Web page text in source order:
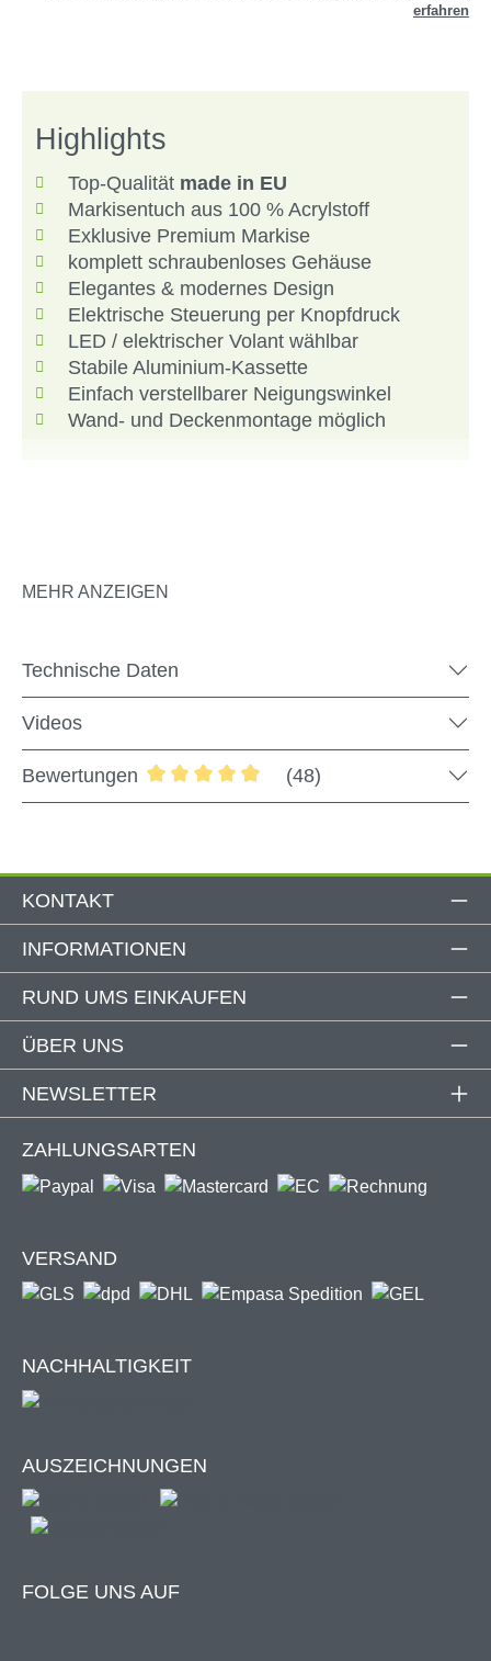
erfahren
Highlights
Top-Qualität made in EU
Markisentuch aus 100 % Acrylstoff
Exklusive Premium Markise
komplett schraubenloses Gehäuse
Elegantes & modernes Design
Elektrische Steuerung per Knopfdruck
LED / elektrischer Volant wählbar
Stabile Aluminium-Kassette
Einfach verstellbarer Neigungswinkel
Wand- und Deckenmontage möglich
Qualitäts-Standards und einem modernen Design,
Terrasse gemütlich und steuere deine Markise bequem
mit der Fernbedienung. Die stabile Kassette aus
Aluminium sorgt in Kombination mit dem hochwertigen
Produktdetails
Erweiterungen
Innovative Technologie
Vollkassettenmarkise "SUPREME" ein
Bandzugsystem in den Gelenkarmen,welches ihr eine
und Motor
Tuchspannung der Markise.
Premium Markisenstoff
Das Markisentuch unserer Vollkassettenmarkise wird nur
gefärbte Acrylfasern
besonders langlebig und farbintensiv ist. Bei der
Herstellung kommen höchst optimierte Prozesse zum
MEHR ANZEIGEN
Technische Daten
Videos
Bewertungen
Durchschnittliche Bewertung von 4.88
(48)
KONTAKT
INFORMATIONEN
RUND UMS EINKAUFEN
ÜBER UNS
NEWSLETTER
ZAHLUNGSARTEN
VERSAND
NACHHALTIGKEIT
AUSZEICHNUNGEN
FOLGE UNS AUF